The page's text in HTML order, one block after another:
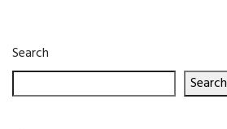
Search
Search